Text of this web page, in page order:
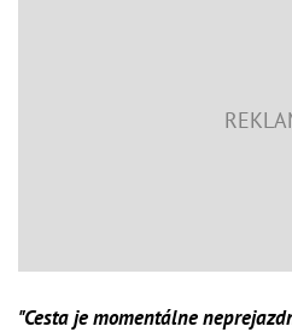
"Cesta je momentálne